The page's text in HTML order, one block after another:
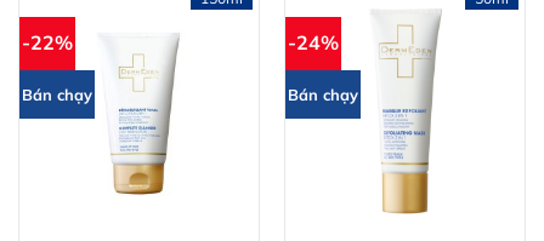
-22%
Bán chạy
-24%
Bán chạy